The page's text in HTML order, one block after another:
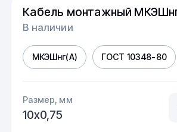
Кабель монтажный
В наличии
МКЭШнг(А) ГОСТ 10348-80
Размер, мм
10х0,75